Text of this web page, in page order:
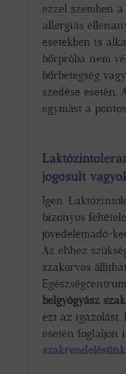
ezzel szemben
allergiás
esetekben is
bőrpróba nem
bőrbetegség
szedése esetén.
egymást a
jogosult
Igen.
bizonyos
jövedelemadó-
Az ehhez
szakorvos
belgyógyász
ezt az
esetén foglaljon